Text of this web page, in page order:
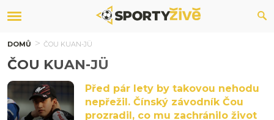
DOMŮ ČOU KUAN-JÜ
ČOU KUAN-JÜ
Před pár lety by takovou nehodu
nepřežil. Čínský závodník Čou
prozradil, co mu zachránilo život